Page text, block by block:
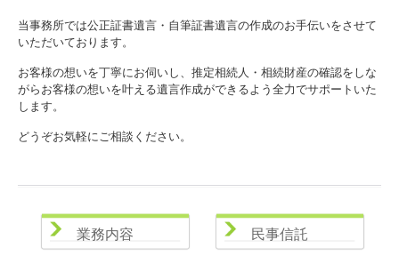
当事務所では公正証書遺言・自筆証書遺言の作成のお手伝いをさせて
いただいております。
お客様の想いを丁寧にお伺いし、推定相続人・相続財産の確認をしな
がらお客様の想いを叶える遺言作成ができるよう全力でサポートいた
します。
どうぞお気軽にご相談ください。
業務内容 民事信託